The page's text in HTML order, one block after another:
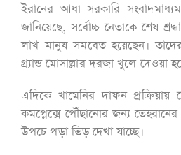
ইরানের আধা সরকারি
জানিয়েছে, সর্বোচ্চ নেতাকে শেষ
লাখ মানুষ সমবেত হয়েছেন।
গ্র্যান্ড মোসাল্লার দরজা খুলে দেওয়া
এদিকে খামেনির দাফন প্রক্রিয়ায়
কমপ্লেক্সে পৌঁছানোর জন্য
উপচে পড়া ভিড় দেখা যাচ্ছে।